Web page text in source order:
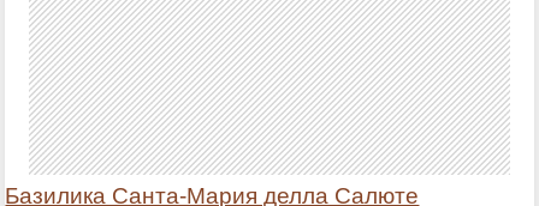
Базилика Санта-Мария делла Салюте